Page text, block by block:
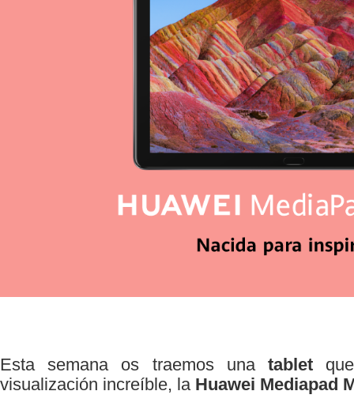
Esta semana os traemos una tablet
visualización increíble, la Huawei Mediapad